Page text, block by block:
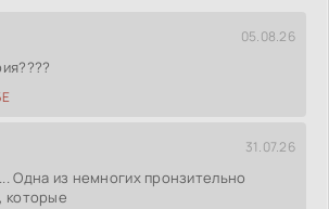
05.08.26
31.07.26
Одна из немногих пронзительно
которые